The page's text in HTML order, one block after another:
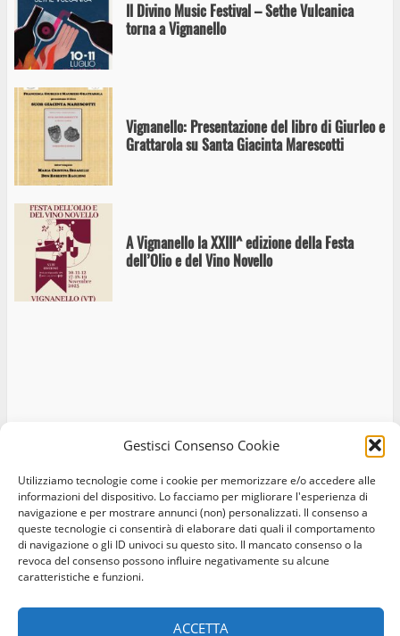
Gestisci Consenso Cookie
Utilizziamo tecnologie come i cookie per memorizzare e/o accedere alle
informazioni del dispositivo. Lo facciamo per migliorare l'esperienza di
navigazione e per mostrare annunci (non) personalizzati. Il consenso a
queste tecnologie ci consentirà di elaborare dati quali il comportamento
di navigazione o gli ID univoci su questo sito. Il mancato consenso o la
revoca del consenso possono influire negativamente su alcune
caratteristiche e funzioni.
ACCETTA
Il Divino Music Festival – Sethe Vulcanica
torna a Vignanello
Vignanello: Presentazione del libro di Giurleo e
Grattarola su Santa Giacinta Marescotti
A Vignanello la XXIII^ edizione della Festa
dell’Olio e del Vino Novello
Facebook
Instagram
Twitter